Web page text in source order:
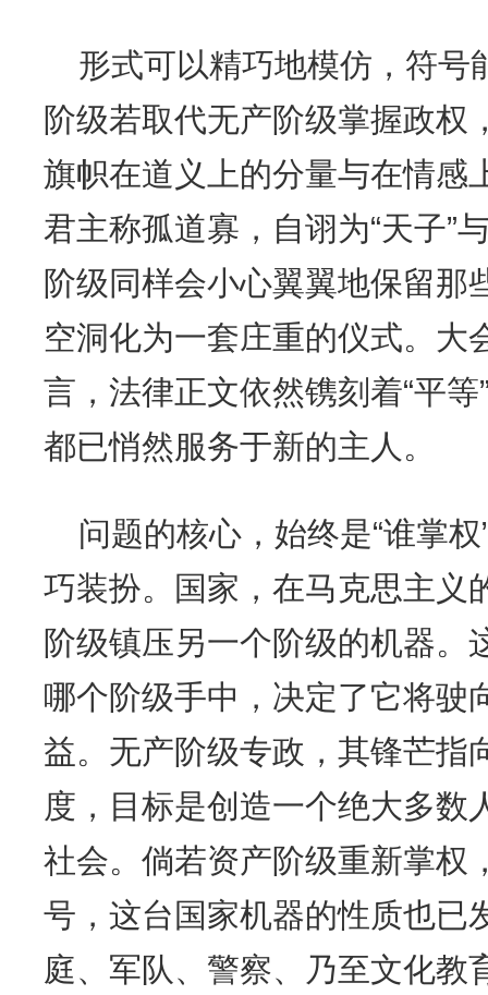
形式可以精巧地模仿，符号
阶级若取代无产阶级掌握政权
旗帜在道义上的分量与在情感
君主称孤道寡，自诩为“天子”
阶级同样会小心翼翼地保留那
空洞化为一套庄重的仪式。大
言，法律正文依然镌刻着“平
都已悄然服务于新的主人。
问题的核心，始终是“谁掌
巧装扮。国家，在马克思主义
阶级镇压另一个阶级的机器。
哪个阶级手中，决定了它将驶
益。无产阶级专政，其锋芒指
度，目标是创造一个绝大多数
社会。倘若资产阶级重新掌权
号，这台国家机器的性质也已
庭、军队、警察、乃至文化教